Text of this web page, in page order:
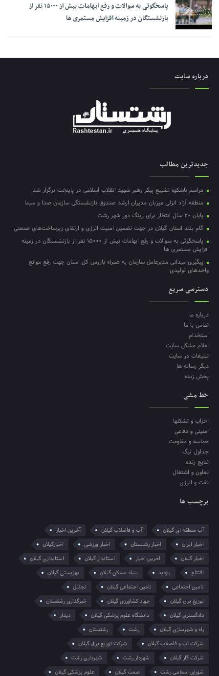
پاسخگوئی به سوالات و رفع ابهامات بیش از ۱۵۰۰۰ نفر از
بازنشستگان در زمینه افزایش مستمری ها
درباره سایت
جدیدترین مطالب
مراسم باشکوه تشییع پیکر رهبر شهید انقلاب اسلامی در پایتخت برگزار شد
منطقه آزاد انزلی میزبان مدیران ارشد صندوق بازنشستگی سازمان صدا و سیما
پایان ۲۰ سال انتظار برای رینگ دور شهر رشت
گام بلند استان گیلان در جهت تضمین امنیت انرژی و ارتقای زیرساخت‌های صنعتی
پاسخگوئی به سوالات و رفع ابهامات بیش از ۱۵۰۰۰ نفر از بازنشستگان در زمینه
افزایش مستمری ها
پیگیری میدانی مدیرعامل سازمان به همراه بازرس کل استان جهت رفع موانع
واحدهای تولیدی
دسترسی سریع
درباره ما
تماس با ما
استخدام
اعلام مشکل سایت
تبلیغات در سایت
دیگر رسانه ها
پخش زنده
خط مشی
احزاب و تشکلها
امنیتی و دفاعی
حماسه و مقاومت
جداول لیگ
نتایج زنده
تعاون و اشتغال
نفت و انرژی
برچسب ها
آب منطقه ای گیلان آب و فاضلاب گیلان
آخرین اخبار
اخبار ایران
اخبار رشتستان اخبار ورزشی
اخبارگیلان
اخبار گیلان
اخرین اخبار استاندار گیلان
استانداری گیلان
افتتاح
بازدید بنیاد مسکن گیلان
بهزیستی گیلان
تامین اجتماعی
تامین اجتماعی گیلان
تجلیل
توزیع برق گیلان
جهاد کشاورزی گیلان
خبرگذاری رشتستان
دادگستری گیلان
دانشگاه علوم پزشکی گیلان
دیدار
راه و شهرسازی گیلان
رشت
رشتستان
شرکت آب و فاضلاب گیلان
شرکت توزیع برق گیلان
شرکت گاز گیلان
شهردار رشت
شهرداری رشت
شورای اسلامی رشت
صمت گیلان علوم پزشکی گیلان